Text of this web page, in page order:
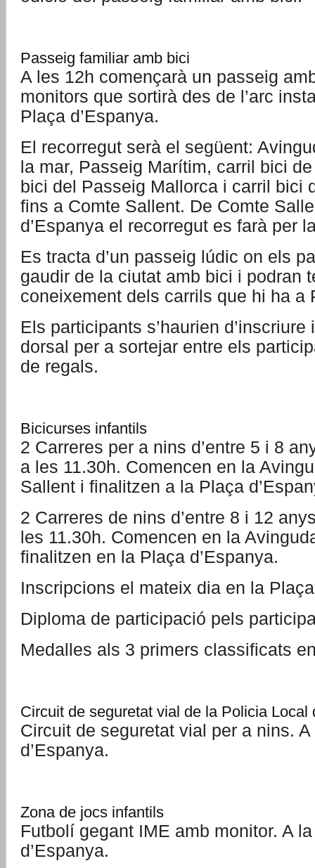
Passeig familiar amb bici
A les 12h començarà un passeig
monitors que sortirà des de l’arc
Plaça d’Espanya.
El recorregut serà el següent:
la mar, Passeig Marítim, carril bici
bici del Passeig Mallorca i carril bici
fins a Comte Sallent. De Comte
d’Espanya el recorregut es farà per
Es tracta d’un passeig lúdic on els
gaudir de la ciutat amb bici i podran
coneixement dels carrils que hi ha a
Els participants s’haurien d’inscriure
dorsal per a sortejar entre els
de regals.
Bicicurses infantils
2 Carreres per a nins d’entre 5 i 8
a les 11.30h. Comencen en la
Sallent i finalitzen a la Plaça
2 Carreres de nins d’entre 8 i 12
les 11.30h. Comencen en la
finalitzen en la Plaça d’Espanya.
Inscripcions el mateix dia en la
Diploma de participació pels
Medalles als 3 primers classificats
Circuit de seguretat vial de la Policia Local
Circuit de seguretat vial per a nins.
d’Espanya.
Zona de jocs infantils
Futbolí gegant IME amb monitor. A
d’Espanya.